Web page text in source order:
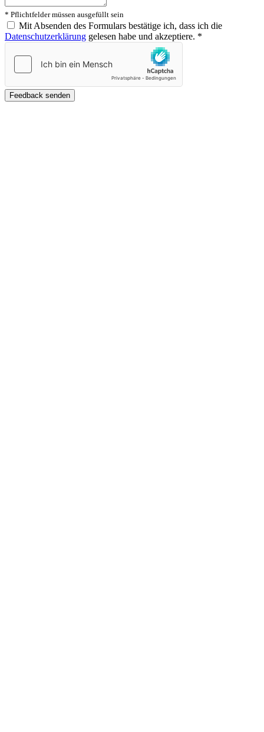
* Pflichtfelder müssen ausgefüllt sein
Mit Absenden des Formulars bestätige ich, dass ich die
Datenschutzerklärung gelesen habe und akzeptiere. *
Feedback senden